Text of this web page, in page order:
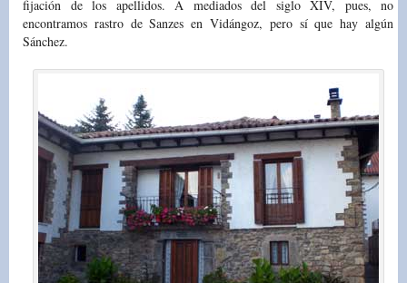
fijación de los apellidos. A mediados del siglo XIV, pues, no
encontramos rastro de Sanzes en Vidángoz, pero sí que hay algún
Sánchez.